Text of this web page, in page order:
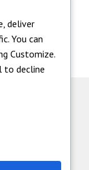
Redaksi
deliver
You can
Customize.
to decline